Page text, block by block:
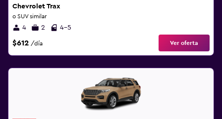
Chevrolet Trax
o SUV similar
4 2 4-5
$612 /día Ver oferta